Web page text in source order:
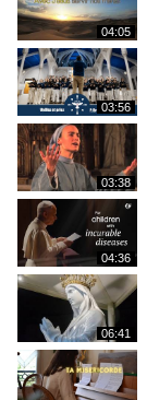
04:05
03:56
03:38
04:36
06:41